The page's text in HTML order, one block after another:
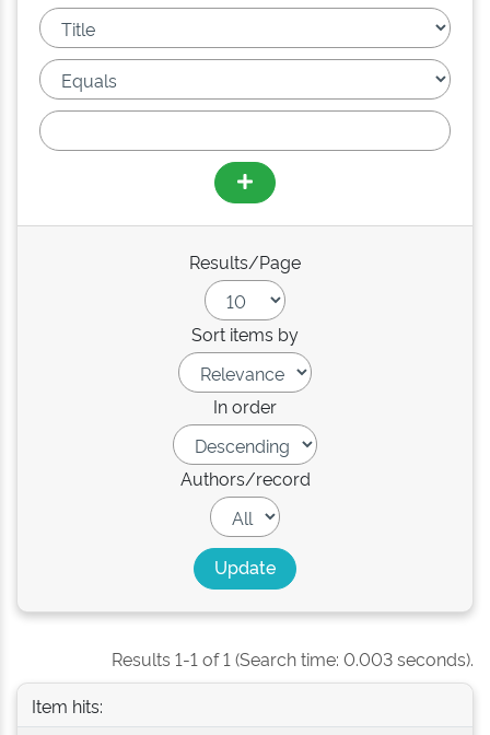
Results/Page
Sort items by
In order
Authors/record
Results 1-1 of 1 (Search time: 0.003 seconds).
Item hits: